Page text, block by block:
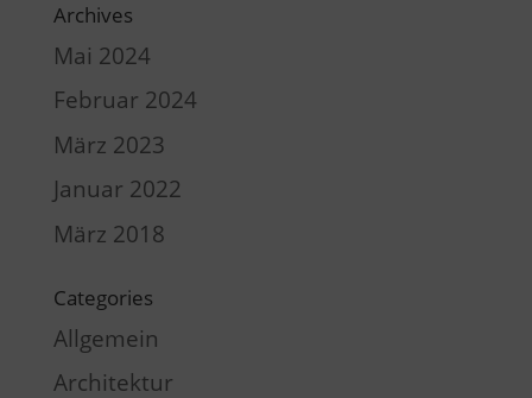
Archives
Mai 2024
Februar 2024
März 2023
Januar 2022
März 2018
Categories
Allgemein
Architektur